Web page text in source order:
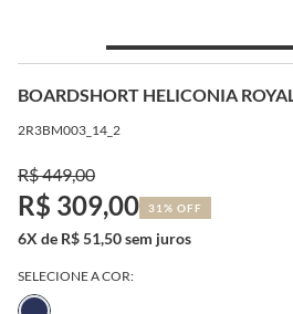
BOARDSHORT HELICONIA ROYAL
2R3BM003_14_2
R$ 449,00
R$ 309,00 31% OFF
6X de R$ 51,50 sem juros
SELECIONE A COR: